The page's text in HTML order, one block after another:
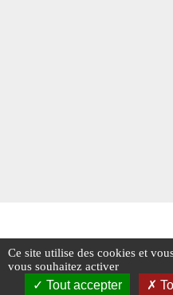
Ce site utilise des cookies et
vous souhaitez activer
Tout accepter